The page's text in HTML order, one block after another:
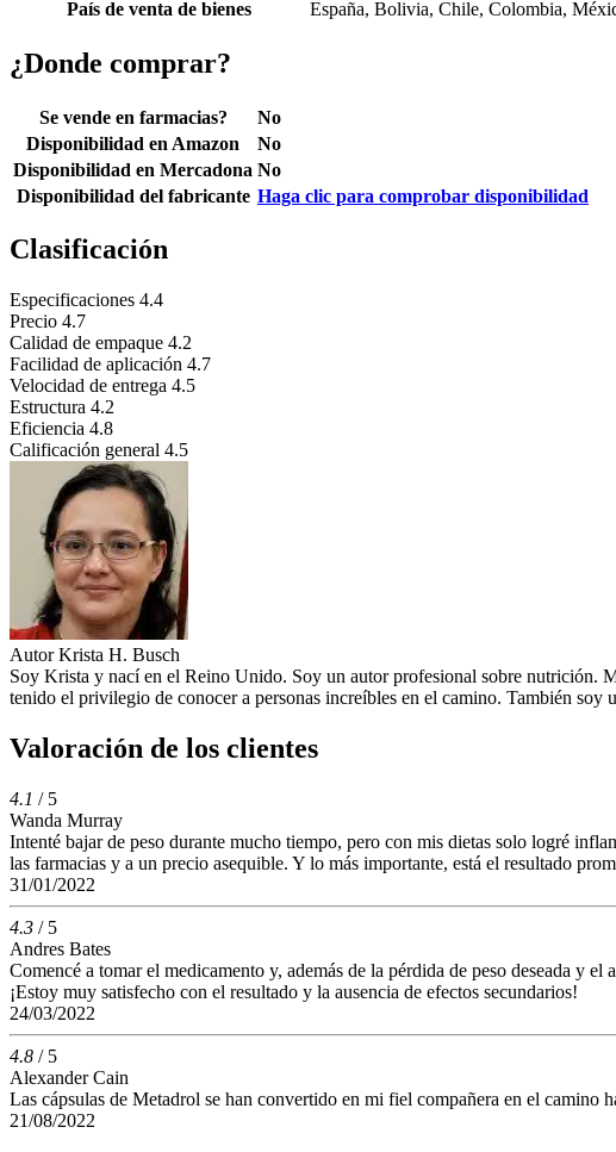
País de venta de bienes
España, Bolivia, Chile, Colombia,
¿Donde comprar?
Se vende en farmacias?
No
Disponibilidad en Amazon
No
Disponibilidad en Mercadona No
Disponibilidad del fabricante Haga clic para comprobar disponibilidad
Clasificación
Especificaciones 4.4
Precio 4.7
Calidad de empaque 4.2
Facilidad de aplicación 4.7
Velocidad de entrega 4.5
Estructura 4.2
Eficiencia 4.8
Calificación general 4.5
Autor Krista H. Busch
Soy Krista y nací en el Reino Unido. Soy un autor profesional sobre nutrición.
tenido el privilegio de conocer a personas increíbles en el camino. También
Valoración de los clientes
4.1 / 5
Wanda Murray
Intenté bajar de peso durante mucho tiempo, pero con mis dietas solo logré
las farmacias y a un precio asequible. Y lo más importante, está el resultado
31/01/2022
4.3 / 5
Andres Bates
Comencé a tomar el medicamento y, además de la pérdida de peso deseada y
¡Estoy muy satisfecho con el resultado y la ausencia de efectos secundarios!
24/03/2022
4.8 / 5
Alexander Cain
Las cápsulas de Metadrol se han convertido en mi fiel compañera en el camino
21/08/2022